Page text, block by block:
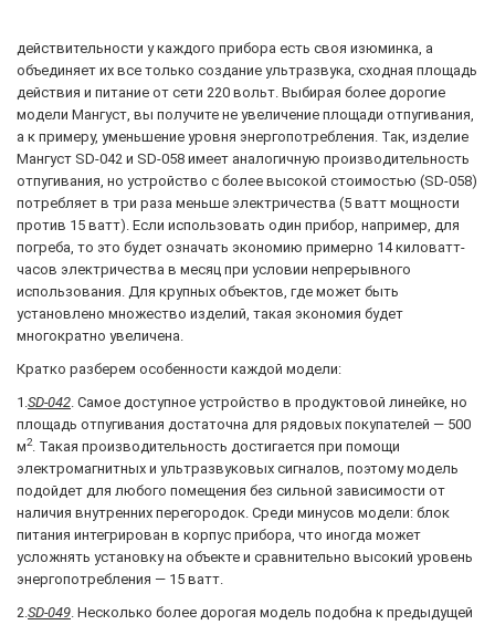
действительности у каждого прибора есть своя изюминка, а
объединяет их все только создание ультразвука, сходная площадь
действия и питание от сети 220 вольт. Выбирая более дорогие
модели Мангуст, вы получите не увеличение площади отпугивания,
а к примеру, уменьшение уровня энергопотребления. Так, изделие
Мангуст SD-042 и SD-058 имеет аналогичную производительность
отпугивания, но устройство с более высокой стоимостью (SD-058)
потребляет в три раза меньше электричества (5 ватт мощности
против 15 ватт). Если использовать один прибор, например, для
погреба, то это будет означать экономию примерно 14 киловатт-
часов электричества в месяц при условии непрерывного
использования. Для крупных объектов, где может быть
установлено множество изделий, такая экономия будет
многократно увеличена.
Кратко разберем особенности каждой модели:
1.SD-042. Самое доступное устройство в продуктовой линейке, но
площадь отпугивания достаточна для рядовых покупателей — 500
м2. Такая производительность достигается при помощи
электромагнитных и ультразвуковых сигналов, поэтому модель
подойдет для любого помещения без сильной зависимости от
наличия внутренних перегородок. Среди минусов модели: блок
питания интегрирован в корпус прибора, что иногда может
усложнять установку на объекте и сравнительно высокий уровень
энергопотребления — 15 ватт.
2.SD-049. Несколько более дорогая модель подобна к предыдущей